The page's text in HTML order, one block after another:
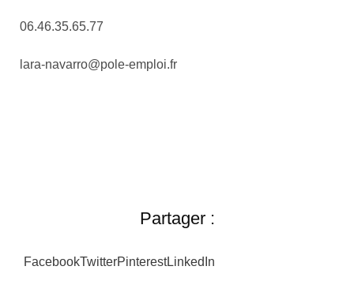
06.46.35.65.77
lara-navarro@pole-emploi.fr
Partager :
FacebookTwitterPinterestLinkedIn